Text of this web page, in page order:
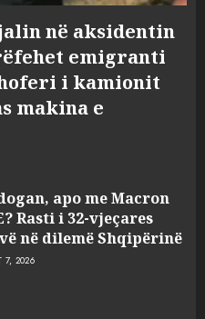
në aksidentin
emigranti
i kamionit
makina e
apo me Macron
Rasti i 32-vjeçares
në dilemë Shqipërinë
7, 2026